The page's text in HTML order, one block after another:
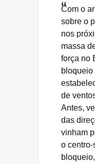
Com o
sobre o
nos
massa
força no
bloqueio
de
Antes,
das
vinham
o